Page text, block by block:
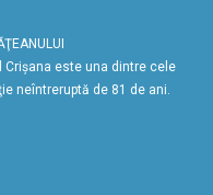
Crişana este una dintre cele
neîntreruptă de 81 de ani.